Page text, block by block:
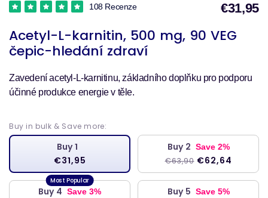
Acetyl-L-karnitin, 500 mg, 90 VEG
čepic-hledání zdraví
108 Recenze €31,95
Zavedení acetyl-L-karnitinu, základního doplňku pro podporu
účinné produkce energie v těle.
Buy in bulk & Save more:
Buy 1
€31,95
Buy 2 Save 2%
€63,90 €62,64
Buy 4 Save 3% Buy 5 Save 5%